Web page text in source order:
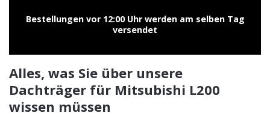
Bestellungen vor 12:00 Uhr werden am selben Tag
versendet
Alles, was Sie über unsere
Dachträger für Mitsubishi L200
wissen müssen